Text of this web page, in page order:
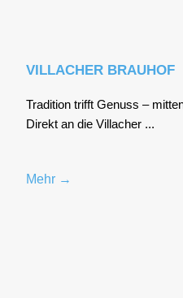
VILLACHER BRAUHOF
Tra­di­ti­on trifft Genuss –
Direkt an die Vil­la­cher ...
Mehr →